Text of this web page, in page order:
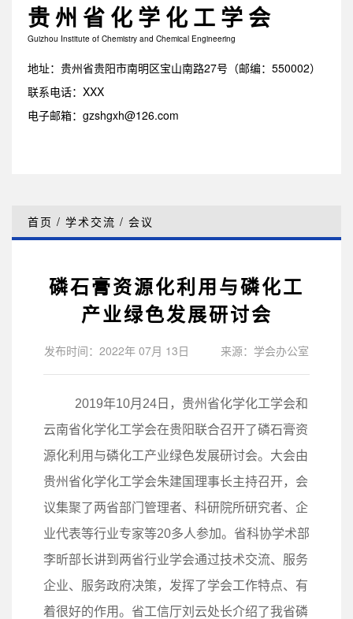
贵州省化学化工学会
Guizhou Institute of Chemistry and Chemical Engineering
地址：贵州省贵阳市南明区宝山南路27号（邮编：550002）
联系电话：XXX
电子邮箱：gzshgxh@126.com
首页 / 学术交流 / 会议
磷石膏资源化利用与磷化工
产业绿色发展研讨会
发布时间：2022年 07月 13日 来源：学会办公室
2019年10月24日，贵州省化学化工学会和
云南省化学化工学会在贵阳联合召开了磷石膏资
源化利用与磷化工产业绿色发展研讨会。大会由
贵州省化学化工学会朱建国理事长主持召开，会
议集聚了两省部门管理者、科研院所研究者、企
业代表等行业专家等20多人参加。省科协学术部
李昕部长讲到两省行业学会通过技术交流、服务
企业、服务政府决策，发挥了学会工作特点、有
着很好的作用。省工信厅刘云处长介绍了我省磷